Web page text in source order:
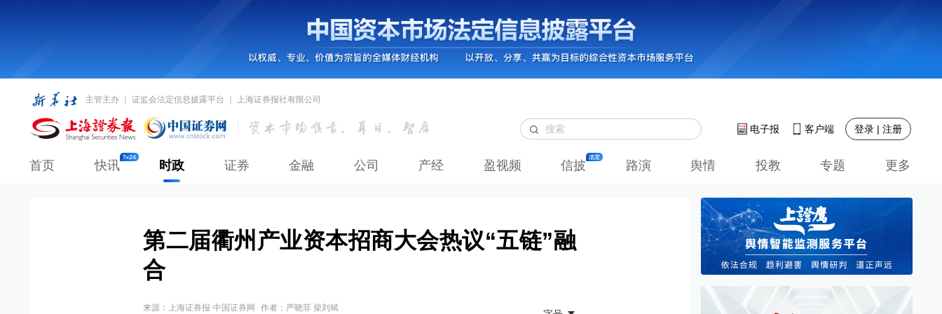
主管主办 ｜ 证监会法定信息披露平台 ｜ 上海证券报社有限公司
电子报 客户端 登录 | 注册
首页 快讯 时政 证券 金融 公司 产经 盈视频 信披 路演 舆情 投教 专题 更多
第二届衢州产业资本招商大会热议“五链”融
合
来源： 上海证券报·中国证券网 作者：严晓菲 柴刘斌